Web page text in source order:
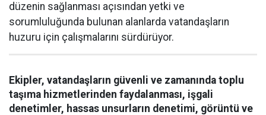
düzenin sağlanması açısından yetki ve
sorumluluğunda bulunan alanlarda vatandaşların
huzuru için çalışmalarını sürdürüyor.
Ekipler, vatandaşların güvenli ve zamanında toplu
taşıma hizmetlerinden faydalanması, işgali
denetimler, hassas unsurların denetimi, görüntü ve